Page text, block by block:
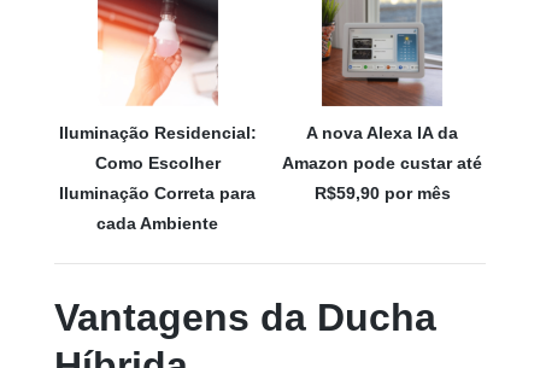
Iluminação Residencial:
Como Escolher
Iluminação Correta para
cada Ambiente
A nova Alexa IA da
Amazon pode custar até
R$59,90 por mês
Vantagens da Ducha